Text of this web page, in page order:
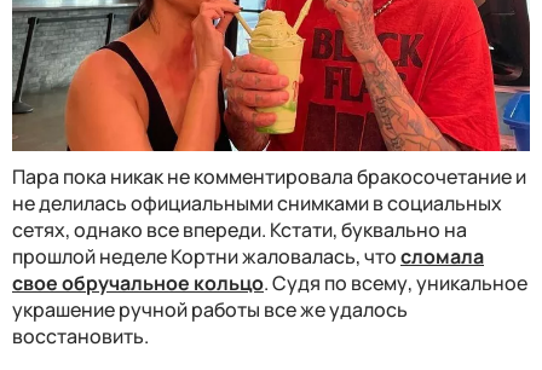
Пара пока никак не комментировала бракосочетание и
не делилась официальными снимками в социальных
сетях, однако все впереди. Кстати, буквально на
прошлой неделе Кортни жаловалась, чтосломала
свое обручальное кольцо. Судя по всему, уникальное
украшение ручной работы все же удалось
восстановить.